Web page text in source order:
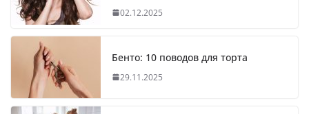
02.12.2025
Бенто: 10 поводов для торта
29.11.2025